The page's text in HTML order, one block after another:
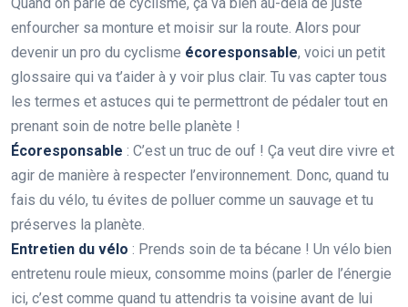
Quand on parle de cyclisme, ça va bien au-delà de juste
enfourcher sa monture et moisir sur la route. Alors pour
devenir un pro du cyclisme écoresponsable, voici un petit
glossaire qui va t’aider à y voir plus clair. Tu vas capter tous
les termes et astuces qui te permettront de pédaler tout en
prenant soin de notre belle planète !
Écoresponsable : C’est un truc de ouf ! Ça veut dire vivre et
agir de manière à respecter l’environnement. Donc, quand tu
fais du vélo, tu évites de polluer comme un sauvage et tu
préserves la planète.
Entretien du vélo : Prends soin de ta bécane ! Un vélo bien
entretenu roule mieux, consomme moins (parler de l’énergie
ici, c’est comme quand tu attendris ta voisine avant de lui